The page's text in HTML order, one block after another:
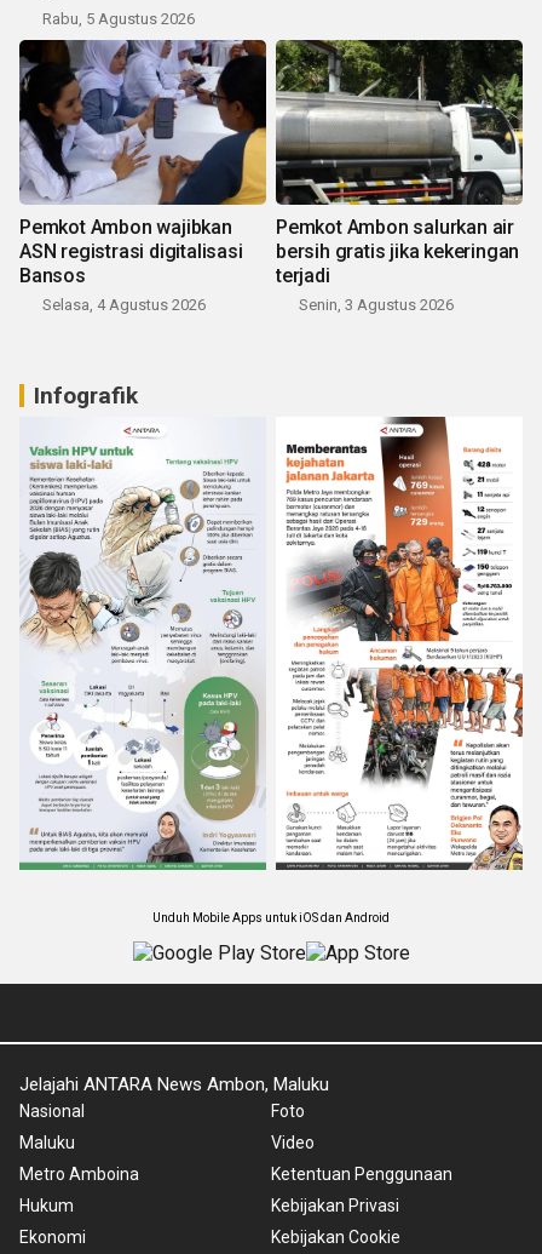
Rabu, 5 Agustus 2026
Pemkot Ambon wajibkan
ASN registrasi digitalisasi
Bansos
Selasa, 4 Agustus 2026
Pemkot Ambon salurkan air
bersih gratis jika kekeringan
terjadi
Senin, 3 Agustus 2026
Infografik
Unduh Mobile Apps untuk iOS dan Android
Jelajahi ANTARA News Ambon, Maluku
Nasional
Maluku
Metro Amboina
Hukum
Ekonomi
Foto
Video
Ketentuan Penggunaan
Kebijakan Privasi
Kebijakan Cookie